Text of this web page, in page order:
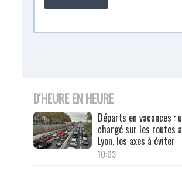
D'HEURE EN HEURE
Départs en vacances :
chargé sur les routes
Lyon, les axes à éviter
10:03